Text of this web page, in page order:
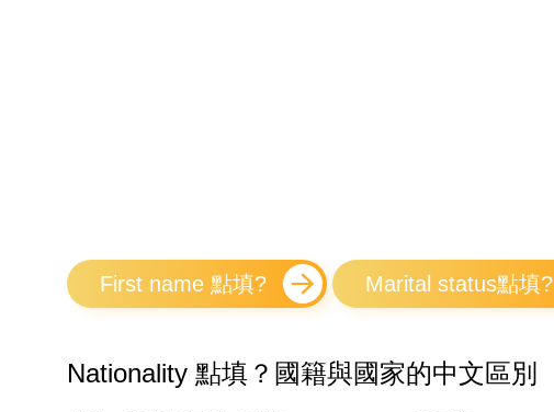
First name 點填? Marital status點填?
Nationality 點填？國籍與國家的中文區別